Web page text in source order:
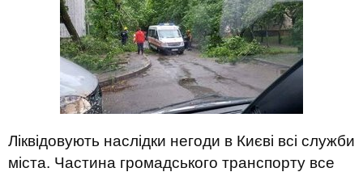
Ліквідовують наслідки негоди в Києві всі служби
міста. Частина громадського транспорту все